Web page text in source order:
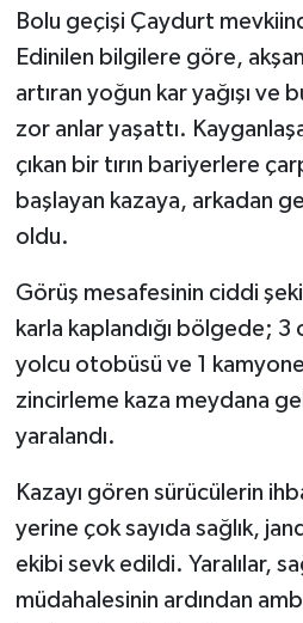
Bolu geçişi Çaydurt
Edinilen bilgilere göre,
artıran yoğun kar yağışı ve
zor anlar yaşattı.
çıkan bir tırın bariyerlere
başlayan kazaya, arkadan
oldu.
Görüş mesafesinin ciddi
karla kaplandığı bölgede; 3
yolcu otobüsü ve 1
zincirleme kaza meydana
yaralandı.
Kazayı gören sürücülerin
yerine çok sayıda sağlık,
ekibi sevk edildi. Yaralılar,
müdahalesinin ardından